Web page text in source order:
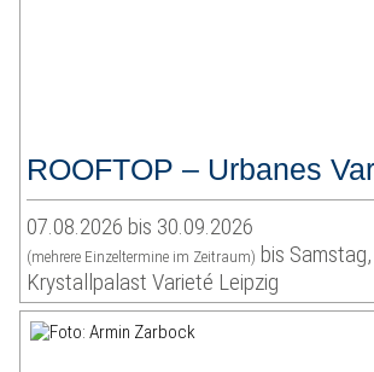
ROOFTOP – Urbanes
07.08.2026 bis 30.09.2026
(mehrere Einzeltermine im Zeitraum) bis
Krystallpalast Varieté Leipzig